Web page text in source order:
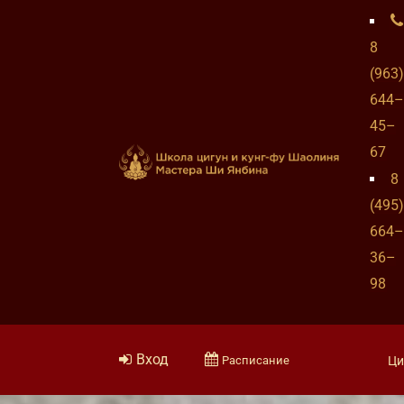
8
(963)
644–
45–
67
8
(495)
664–
36–
98
Вход Расписание